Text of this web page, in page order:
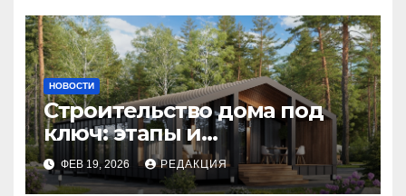
НОВОСТИ
Строительство дома под
ключ: этапы и
планирование бюджета
ФЕВ 19, 2026 РЕДАКЦИЯ